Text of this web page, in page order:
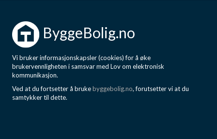
ByggeBolig.no
Vi bruker informasjonskapsler (cookies) for å øke
brukervennligheten i samsvar med Lov om elektronisk
kommunikasjon.
Ved at du fortsetter å brukebyggebolig.no, forutsetter vi at du
samtykker til dette.